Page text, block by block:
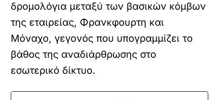
δρομολόγια μεταξύ των βασικών κόμβων
της εταιρείας, Φρανκφουρτη και
Μόναχο, γεγονός που υπογραμμίζει το
βάθος της αναδιάρθρωσης στο
εσωτερικό δίκτυο.